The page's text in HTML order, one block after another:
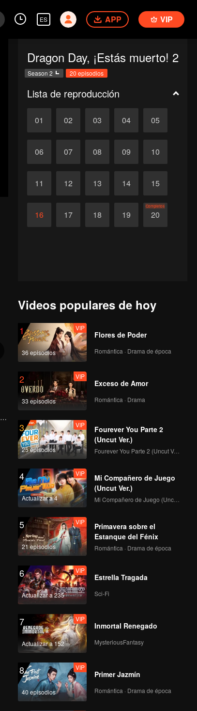
ES APP VIP
Dragon Day, ¡Estás muerto! 2
Season 2 20 episodios
Lista de reproducción
01 02 03 04 05
06 07 08 09 10
11 12 13 14 15
16 17 18 19 20
Completos
Videos populares de hoy
1
36 episodios
VIP
Flores de Poder
Romántica · Drama de época
2
33 episodios
VIP
Exceso de Amor
Romántica · Drama
3
25 episodios
VIP
Fourever You Parte 2
(Uncut Ver.)
Fourever You Parte 2 (Uncut Ver.)
4
Actualizar a 4
VIP
Mi Compañero de Juego
(Uncut Ver.)
Mi Compañero de Juego (Uncut Ver.)
5
21 episodios
VIP
Primavera sobre el
Estanque del Fénix
Romántica · Drama de época
6
Actualizar a 235
VIP
Estrella Tragada
Sci-Fi
7
Actualizar a 152
VIP
Inmortal Renegado
MysteriousFantasy
8
40 episodios
VIP
Primer Jazmín
Romántica · Drama de época